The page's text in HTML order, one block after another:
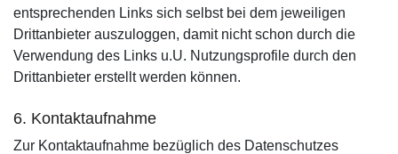
entsprechenden Links sich selbst bei dem jeweiligen
Drittanbieter auszuloggen, damit nicht schon durch die
Verwendung des Links u.U. Nutzungsprofile durch den
Drittanbieter erstellt werden können.
6. Kontaktaufnahme
Zur Kontaktaufnahme bezüglich des Datenschutzes